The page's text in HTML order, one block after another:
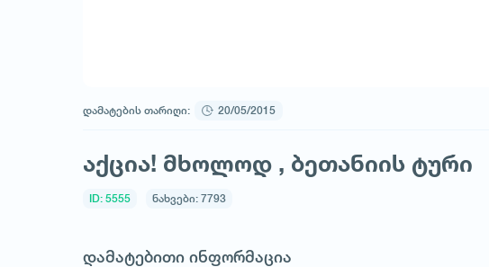
დამატების თარიღი: 20/05/2015
აქცია! მხოლოდ , ბეთანიის ტური
ID: 5555 ნახვები: 7793
დამატებითი ინფორმაცია